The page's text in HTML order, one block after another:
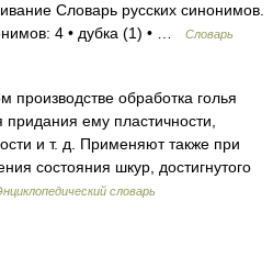
Словарь русских синонимов.
4 • дубка (1) • …
Словарь
производстве обработка голья
ему пластичности,
и т. д. Применяют также при
состояния шкур, достигнутого
словарь